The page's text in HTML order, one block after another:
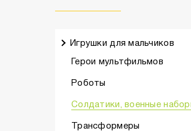
Игрушки для мальчиков
Герои мультфильмов
Роботы
Солдатики, военные
Трансформеры